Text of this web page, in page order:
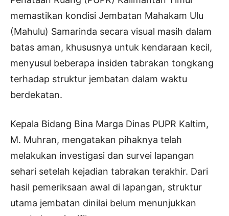
memastikan kondisi Jembatan Mahakam Ulu
(Mahulu) Samarinda secara visual masih dalam
batas aman, khususnya untuk kendaraan kecil,
menyusul beberapa insiden tabrakan tongkang
terhadap struktur jembatan dalam waktu
berdekatan.
Kepala Bidang Bina Marga Dinas PUPR Kaltim,
M. Muhran, mengatakan pihaknya telah
melakukan investigasi dan survei lapangan
sehari setelah kejadian tabrakan terakhir. Dari
hasil pemeriksaan awal di lapangan, struktur
utama jembatan dinilai belum menunjukkan